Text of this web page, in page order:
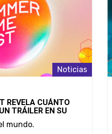
Noticias
REVELA CUÁNTO
TRÁILER EN SU
mundo.